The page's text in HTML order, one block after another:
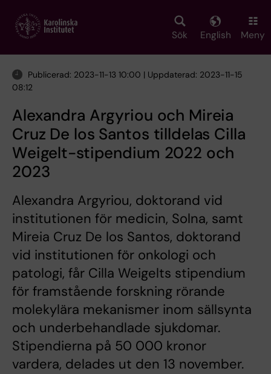
main
Sök English Meny
Publicerad: 2023-11-13 10:00 | Uppdaterad: 2023-11-15
08:12
Alexandra Argyriou och Mireia
Cruz De los Santos tilldelas Cilla
Weigelt-stipendium 2022 och
2023
Alexandra Argyriou, doktorand vid
institutionen för medicin, Solna, samt
Mireia Cruz De los Santos, doktorand
vid institutionen för onkologi och
patologi, får Cilla Weigelts stipendium
för framstående forskning rörande
molekylära mekanismer inom sällsynta
och underbehandlade sjukdomar.
Stipendierna på 50 000 kronor
vardera, delades ut den 13 november.